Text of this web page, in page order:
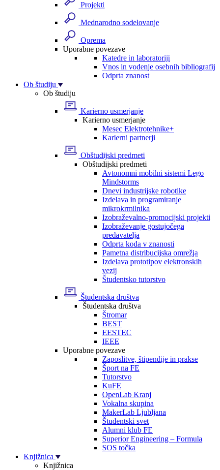
Projekti
Mednarodno sodelovanje
Oprema
Uporabne povezave
Katedre in laboratoriji
Vnos in vodenje osebnih bibliografij
Odprta znanost
Ob študiju
Ob študiju
Karierno usmerjanje
Karierno usmerjanje
Mesec Elektrotehnike+
Karierni partnerji
Obštudijski predmeti
Obštudijski predmeti
Avtonomni mobilni sistemi Lego
Mindstorms
Dnevi industrijske robotike
Izdelava in programiranje
mikrokrmilnika
Izobraževalno-promocijski projekti
Izobraževanje gostujočega
predavatelja
Odprta koda v znanosti
Pametna distribucijska omrežja
Izdelava prototipov elektronskih
vezij
Študentsko tutorstvo
Študentska društva
Študentska društva
Štromar
BEST
EESTEC
IEEE
Uporabne povezave
Zaposlitve, štipendije in prakse
Šport na FE
Tutorstvo
KuFE
OpenLab Kranj
Vokalna skupina
MakerLab Ljubljana
Študentski svet
Alumni klub FE
Superior Engineering – Formula
SOS točka
Knjižnica
Knjižnica